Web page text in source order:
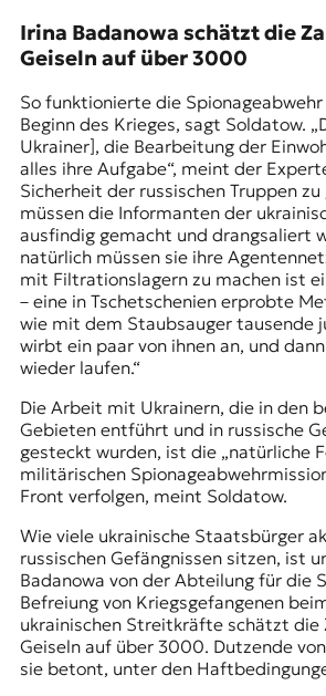
Irina Badanowa schätzt die
Geiseln auf über 3000
So funktionierte die
Beginn des Krieges, sagt Soldatow.
Ukrainer], die Bearbeitung der
alles ihre Aufgabe“, meint der
Sicherheit der russischen Truppen
müssen die Informanten der
ausfindig gemacht und drangsaliert
natürlich müssen sie ihre
mit Filtrationslagern zu machen ist
– eine in Tschetschenien erprobte
wie mit dem Staubsauger tausende
wirbt ein paar von ihnen an, und
wieder laufen.“
Die Arbeit mit Ukrainern, die in den
Gebieten entführt und in russische
gesteckt wurden, ist die „natürliche
militärischen
Front verfolgen, meint Soldatow.
Wie viele ukrainische Staatsbürger
russischen Gefängnissen sitzen, ist
Badanowa von der Abteilung für die
Befreiung von Kriegsgefangenen
ukrainischen Streitkräfte schätzt die
Geiseln auf über 3000. Dutzende
sie betont, unter den